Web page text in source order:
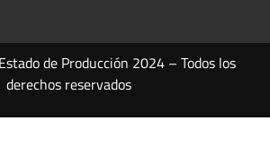
de Producción 2024 – Todos los
derechos reservados